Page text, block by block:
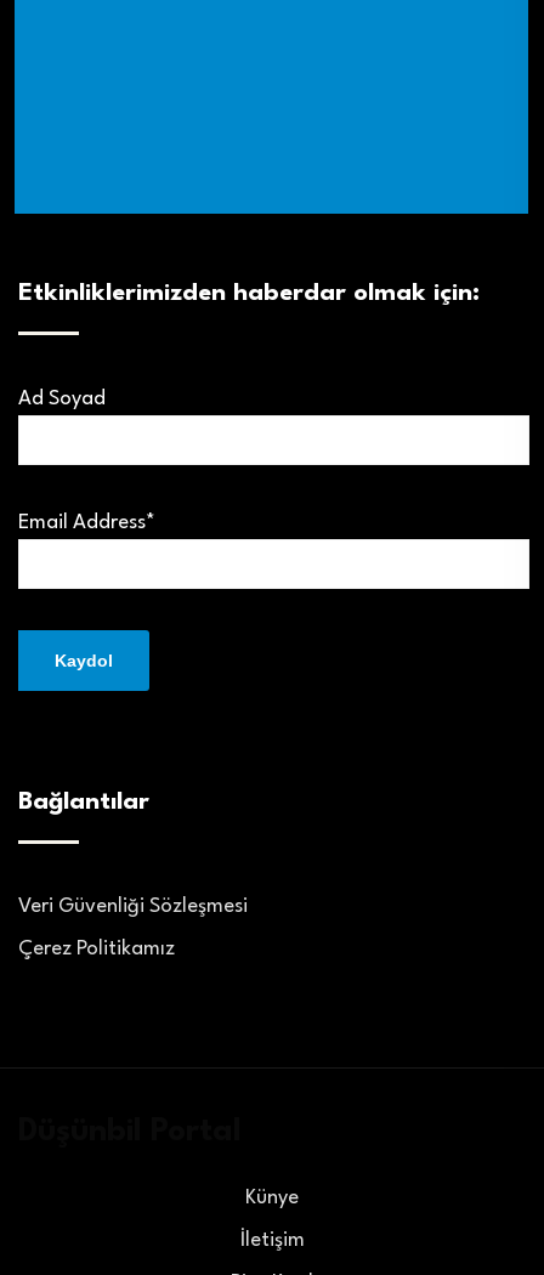
Etkinliklerimizden haberdar olmak için:
Ad Soyad
Email Address*
Bağlantılar
Veri Güvenliği Sözleşmesi
Çerez Politikamız
Künye
İletişim